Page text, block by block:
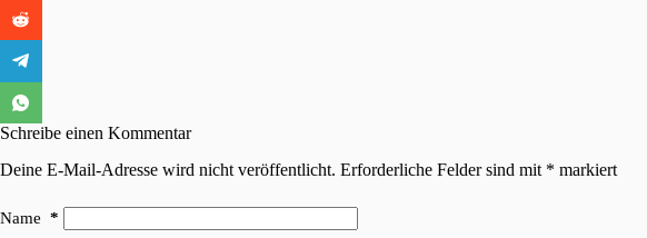
Schreibe einen Kommentar
Deine E-Mail-Adresse wird nicht veröffentlicht. Erforderliche Felder sind mit * markiert
Name *